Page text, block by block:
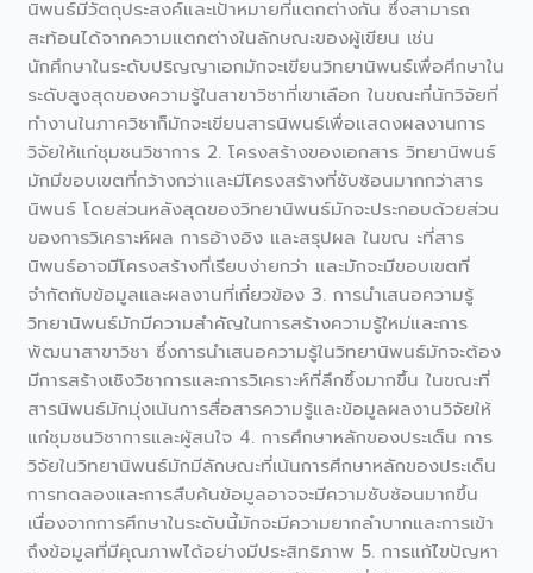
นิพนธ์มีวัตถุประสงค์และเป้าหมายที่แตกต่างกัน ซึ่งสามารถ
สะท้อนได้จากความแตกต่างในลักษณะของผู้เขียน เช่น
นักศึกษาในระดับปริญญาเอกมักจะเขียนวิทยานิพนธ์เพื่อศึกษาใน
ระดับสูงสุดของความรู้ในสาขาวิชาที่เขาเลือก ในขณะที่นักวิจัยที่
ทำงานในภาควิชาก็มักจะเขียนสารนิพนธ์เพื่อแสดงผลงานการ
วิจัยให้แก่ชุมชนวิชาการ 2. โครงสร้างของเอกสาร วิทยานิพนธ์
มักมีขอบเขตที่กว้างกว่าและมีโครงสร้างที่ซับซ้อนมากกว่าสาร
นิพนธ์ โดยส่วนหลังสุดของวิทยานิพนธ์มักจะประกอบด้วยส่วน
ของการวิเคราะห์ผล การอ้างอิง และสรุปผล ในขณ ะที่สาร
นิพนธ์อาจมีโครงสร้างที่เรียบง่ายกว่า และมักจะมีขอบเขตที่
จำกัดกับข้อมูลและผลงานที่เกี่ยวข้อง 3. การนำเสนอความรู้
วิทยานิพนธ์มักมีความสำคัญในการสร้างความรู้ใหม่และการ
พัฒนาสาขาวิชา ซึ่งการนำเสนอความรู้ในวิทยานิพนธ์มักจะต้อง
มีการสร้างเชิงวิชาการและการวิเคราะห์ที่ลึกซึ้งมากขึ้น ในขณะที่
สารนิพนธ์มักมุ่งเน้นการสื่อสารความรู้และข้อมูลผลงานวิจัยให้
แก่ชุมชนวิชาการและผู้สนใจ 4. การศึกษาหลักของประเด็น การ
วิจัยในวิทยานิพนธ์มักมีลักษณะที่เน้นการศึกษาหลักของประเด็น
การทดลองและการสืบค้นข้อมูลอาจจะมีความซับซ้อนมากขึ้น
เนื่องจากการศึกษาในระดับนี้มักจะมีความยากลำบากและการเข้า
ถึงข้อมูลที่มีคุณภาพได้อย่างมีประสิทธิภาพ 5. การแก้ไขปัญหา